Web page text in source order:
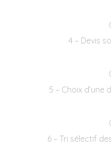
4 – Devis
5 – Choix d’une
6 – Tri sélectif